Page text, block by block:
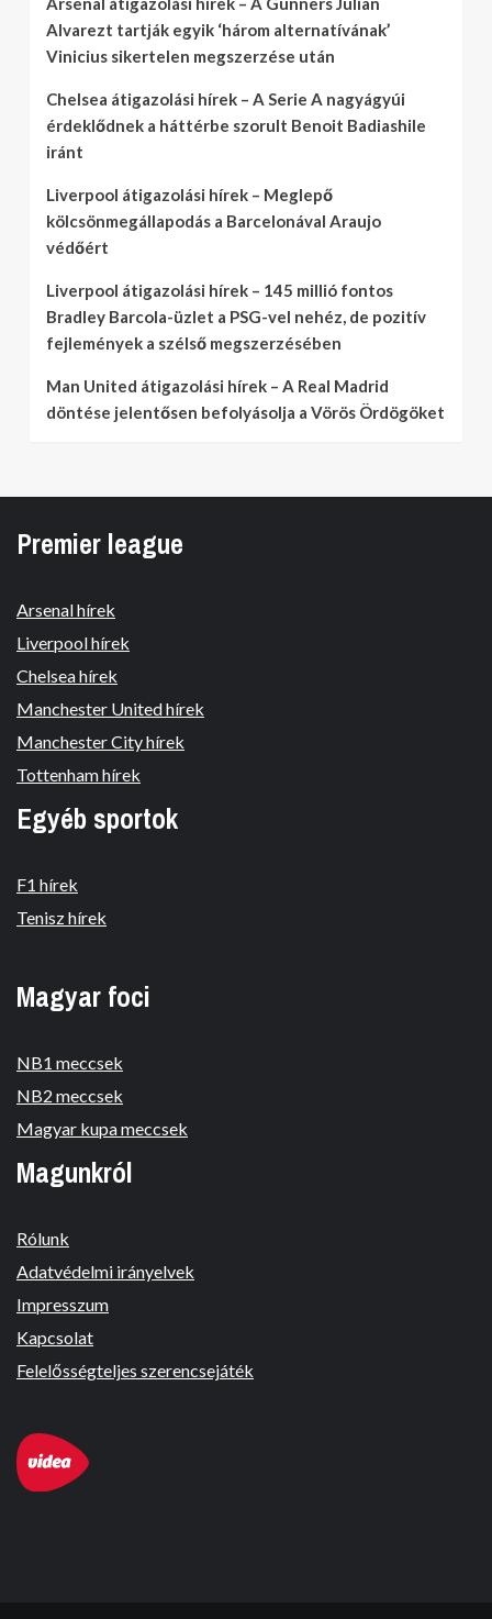
Alvarezt tartják egyik ‘három alternatívának’
Vinicius sikertelen megszerzése után
Chelsea átigazolási hírek – A Serie A nagyágyúi
érdeklődnek a háttérbe szorult Benoit Badiashile
iránt
Liverpool átigazolási hírek – Meglepő
kölcsönmegállapodás a Barcelonával Araujo
védőért
Liverpool átigazolási hírek – 145 millió fontos
Bradley Barcola-üzlet a PSG-vel nehéz, de pozitív
fejlemények a szélső megszerzésében
Man United átigazolási hírek – A Real Madrid
döntése jelentősen befolyásolja a Vörös Ördögöket
Premier league
Arsenal hírek
Liverpool hírek
Chelsea hírek
Manchester United hírek
Manchester City hírek
Tottenham hírek
Egyéb sportok
F1 hírek
Tenisz hírek
Magyar foci
NB1 meccsek
NB2 meccsek
Magyar kupa meccsek
Magunkról
Rólunk
Adatvédelmi irányelvek
Impresszum
Kapcsolat
Felelősségteljes szerencsejáték